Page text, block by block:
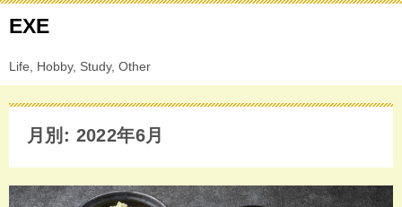
EXE
Life, Hobby, Study, Other
月別: 2022年6月